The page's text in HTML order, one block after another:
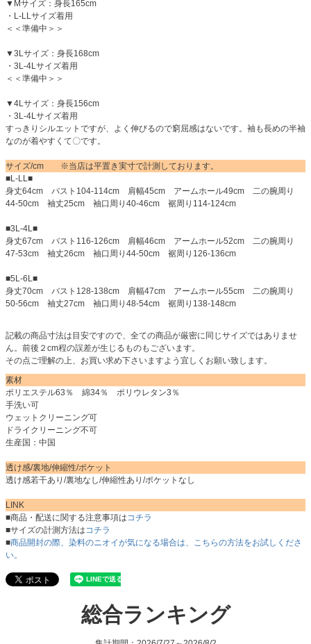
▼Mサイズ：身長165cm
・L-LLサイズ着用
＜＜準備中＞＞
▼3Lサイズ：身長168cm
・3L-4Lサイズ着用
＜＜準備中＞＞
▼4Lサイズ：身長156cm
・3L-4Lサイズ着用
すっきりシルエットですが、よく伸びるので窮屈感はないです。袖も長めの半袖
なのが着やすくて〇です。
サイズ/cm ※当店は平置き実寸で計測しております。
■L-LL■
身丈64cm バスト104-114cm 肩幅45cm アームホール49cm 二の腕周り
44-50cm 袖丈25cm 袖口周り40-46cm 裾周り114-124cm
■3L-4L■
身丈67cm バスト116-126cm 肩幅46cm アームホール52cm 二の腕周り
47-53cm 袖丈26cm 袖口周り44-50cm 裾周り126-136cm
■5L-6L■
身丈70cm バスト128-138cm 肩幅47cm アームホール55cm 二の腕周り
50-56cm 袖丈27cm 袖口周り48-54cm 裾周り138-148cm
記載の商品寸法は目安ですので、全ての商品が厳密に同じサイズではありませ
ん。前後２cm程の誤差が生じるものもございます。
その点ご理解の上、お買い求め下さいますよう宜しくお願い致します。
素材
ポリエステル63％ 綿34％ ポリウレタン3％
手洗い可
ウェットクリーニング可
ドライクリーニング不可
生産国：中国
透け感/裏地/伸縮性/ポケット
透け感若干あり/裏地なし/伸縮性あり/ポケットなし
LINK
■商品・配送に関する注意事項はコチラ
■サイズの計測方法はコチラ
■商品開封の際、染料のニオイが気になる場合は、こちらの方法をお試しくださ
い。
総合ランキング